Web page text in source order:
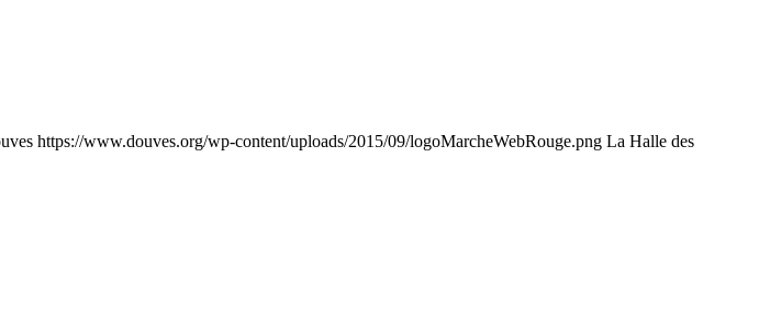
https://www.douves.org/wp-content/uploads/2015/09/logoMarcheWebRouge.png La Halle des